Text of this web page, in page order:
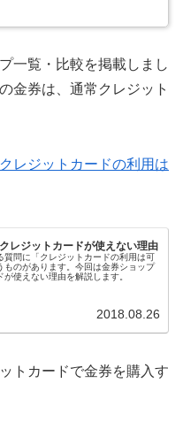
一覧・比較を掲載しまし
金券は、通常クレジット
クレジットカードの利用は
レジットカードが使えない理由
質問に「クレジットカードの利用は可
ものがあります。今回は金券ショップ
使えない理由を解説します。
2018.08.26
トカードで金券を購入す